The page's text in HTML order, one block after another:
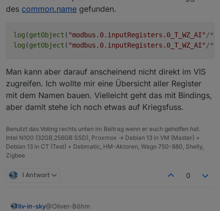
des common.name gefunden.
log (getObject ( "modbus.0.inputRegisters.0_T_WZ_AI" /
log (getObject ( "modbus.0.inputRegisters.0_T_WZ_AI" /
Man kann aber darauf anscheinend nicht direkt im VIS
zugreifen. Ich wollte mir eine Übersicht aller Register
mit dem Namen bauen. Vielleicht geht das mit Bindings,
aber damit stehe ich noch etwas auf Kriegsfuss.
Benutzt das Voting rechts unten im Beitrag wenn er euch geholfen hat.
Intel N100 (32GB,256GB SSD), Proxmox -> Debian 13 in VM (Master) +
Debian 13 in CT (Test) + Debmatic, HM-Aktoren, Wago 750-880, Shelly,
Zigbee
1 Antwort 0
liv-in-sky@Oliver-Böhm